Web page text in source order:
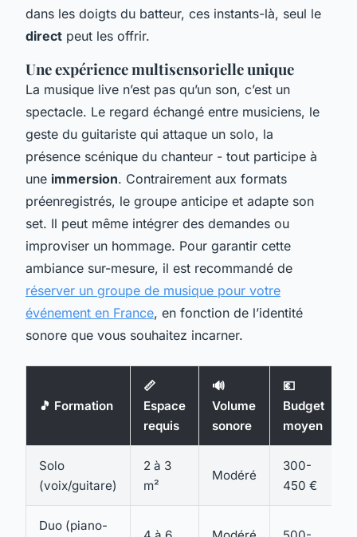
dans les doigts du batteur, ces instants-là, seul le
direct peut les offrir.
Une expérience multisensorielle unique
La musique live n’est pas qu’un son, c’est un
spectacle. Le regard échangé entre musiciens, le
geste du guitariste qui attaque un solo, la
présence scénique du chanteur - tout participe à
une immersion. Contrairement aux formats
préenregistrés, le groupe anticipe et adapte son
set. Il peut même intégrer des demandes ou
improviser un hommage. Pour garantir cette
ambiance sur-mesure, il est recommandé de
réserver un groupe de musique pour votre
événement en France, en fonction de l’identité
sonore que vous souhaitez incarner.
🎵 Formation
📏
Espace
requis
🔊
Volume
sonore
💶
Budget
moyen
Solo
(voix/guitare)
2 à 3
m²
Modéré
300-
450 €
Duo (piano-